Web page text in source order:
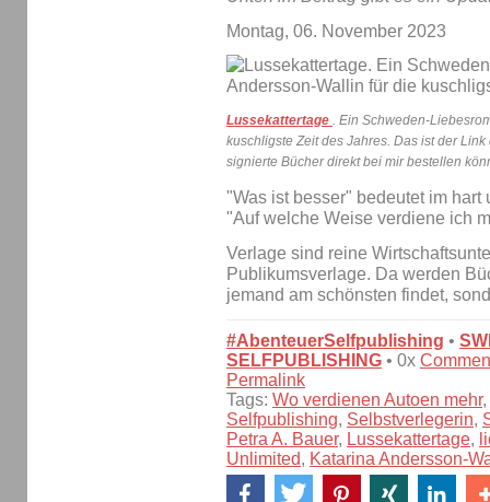
Montag, 06. November 2023
Lussekattertage . Ein Schweden-
kuschligste Zeit des Jahres. Das ist der
signierte Bücher direkt bei mir bestellen
"Was ist besser" bedeutet im
"Auf welche Weise verdiene ich
Verlage sind reine
Publikumsverlage. Da werden
jemand am schönsten findet,
#AbenteuerSelfpublishing •
SELFPUBLISHING • 0x
Permalink
Tags: Wo verdienen Autoen mehr,
Selfpublishing, Selbstverlegerin,
Petra A. Bauer, Lussekattertage,
Unlimited, Katarina Andersson-